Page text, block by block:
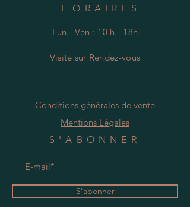
HORAIRES
Lun - Ven : 10 h - 18h
Visite sur Rendez-vous
Conditions générales de vente
Mentions Légales
S'ABONNER
S'abonner